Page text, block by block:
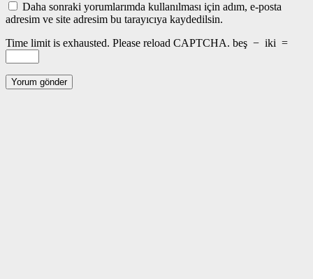
Daha sonraki yorumlarımda kullanılması için adım, e-posta
adresim ve site adresim bu tarayıcıya kaydedilsin.
Time limit is exhausted. Please reload CAPTCHA. beş − iki =